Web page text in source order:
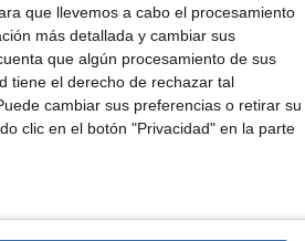
que llevemos a cabo el procesamiento
más detallada y cambiar sus
que algún procesamiento de sus
tiene el derecho de rechazar tal
cambiar sus preferencias o retirar su
clic en el botón "Privacidad" en la parte